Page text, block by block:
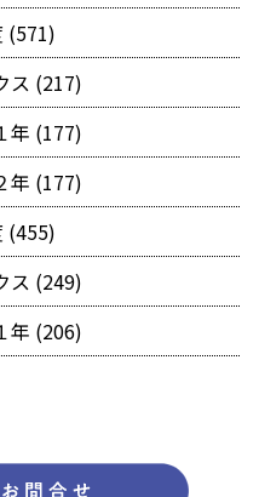
(571)
ス (217)
年 (177)
年 (177)
(455)
ス (249)
年 (206)